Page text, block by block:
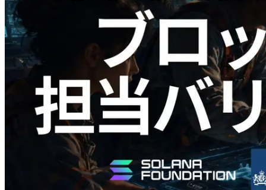
Validators Solutions、Solana ブロックア
ナライザーを公開 — slot 単位のブロッ
ク生成時間と担当バリデータを視覚化
この記事を読む
さらに読み込む